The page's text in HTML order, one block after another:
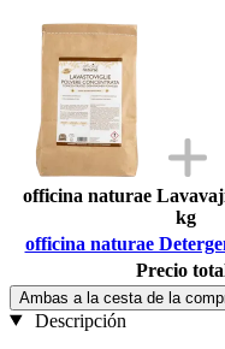
officina naturae
kg
officina naturae
Precio
Ambas a la cesta de la
Descripción